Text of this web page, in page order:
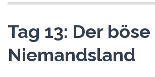
Tag 13: Der
Niemandsland